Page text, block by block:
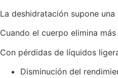
La deshidratación supone
Cuando el cuerpo elimina
Con pérdidas de líquidos
Disminución del